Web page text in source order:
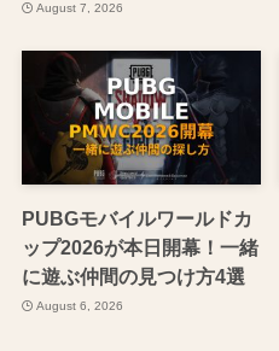
August 7, 2026
PUBGモバイルワールドカ
ップ2026が本日開幕！一緒
に遊ぶ仲間の見つけ方4選
August 6, 2026